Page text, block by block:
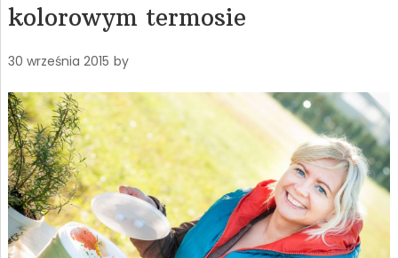
kolorowym termosie
30 września 2015 by